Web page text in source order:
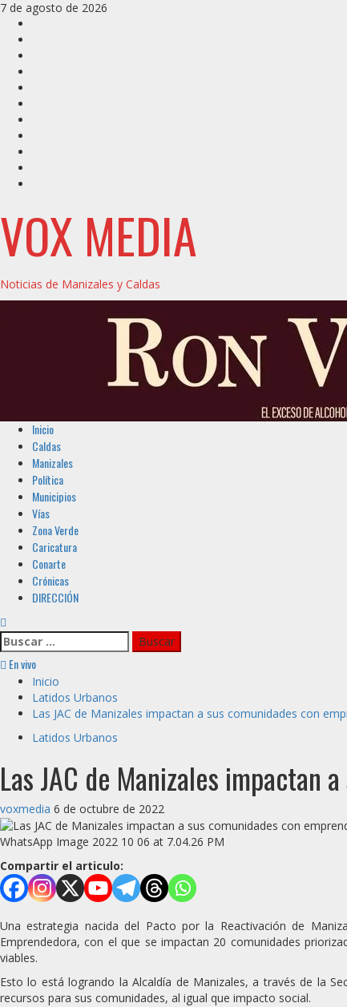
Saltar
contenido
7 de agosto de 2026
VOX MEDIA
Noticias de Manizales y Caldas
Menú
principal
Inicio
Caldas
Manizales
Política
Municipios
Vías
Zona Verde
Caricatura
Conarte
Crónicas
DIRECCIÓN
Buscar:
En vivo
Inicio
Latidos Urbanos
Las JAC de Manizales impactan a sus comunidades con
Latidos Urbanos
Las JAC de Manizales impactan
voxmedia 6 de octubre de 2022
WhatsApp Image 2022 10 06 at 7.04.26 PM
Compartir el articulo:
Una estrategia nacida del Pacto por la Reactivación de
Emprendedora, con el que se impactan 20 comunidades
viables.
Esto lo está logrando la Alcaldía de Manizales, a través de la
recursos para sus comunidades, al igual que impacto social.